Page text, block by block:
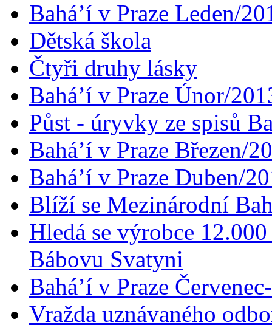
Bahá’í v Praze Leden/
Dětská škola
Čtyři druhy lásky
Bahá’í v Praze Únor/
Půst - úryvky ze spisů
Bahá’í v Praze Březen/
Bahá’í v Praze Duben/
Blíží se Mezinárodní
Hledá se výrobce
Bábovu Svatyni
Bahá’í v Praze
Vražda uznávaného